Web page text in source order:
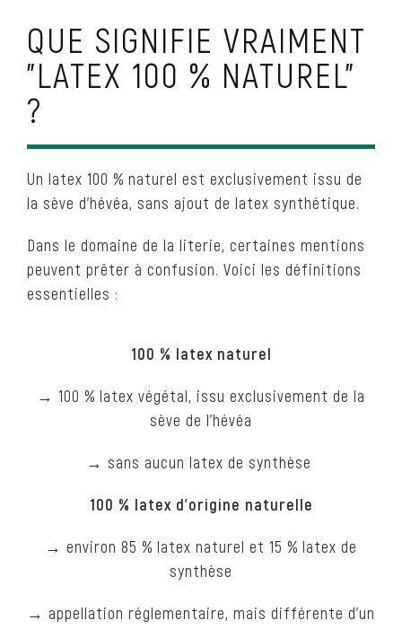
QUE SIGNIFIE VRAIMENT
"LATEX 100 % NATUREL"
?
Un latex 100 % naturel est exclusivement issu de
la sève d’hévéa, sans ajout de latex synthétique.
Dans le domaine de la literie, certaines mentions
peuvent prêter à confusion. Voici les définitions
essentielles :
100 % latex naturel
→ 100 % latex végétal, issu exclusivement de la
sève de l’hévéa
→ sans aucun latex de synthèse
100 % latex d’origine naturelle
→ environ 85 % latex naturel et 15 % latex de
synthèse
→ appellation réglementaire, mais différente d’un